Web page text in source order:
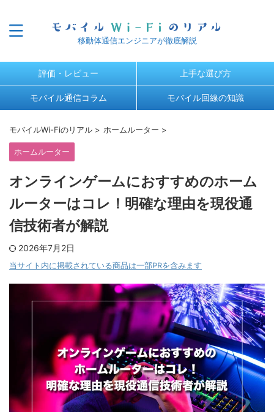
移動体通信エンジニアが徹底解説
評価・レビュー 上手な選び方
モバイル通信コラム モバイル回線の知識
モバイルWi-Fiのリアル > ホームルーター >
ホームルーター
オンラインゲームにおすすめのホーム
ルーターはコレ！明確な理由を現役通
信技術者が解説
2026年7月2日
当サイト内に掲載されている商品は一部PRを含みます